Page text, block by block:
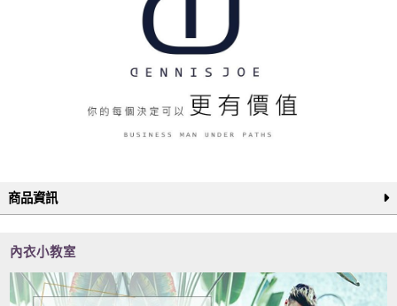
商品資訊
內衣小教室